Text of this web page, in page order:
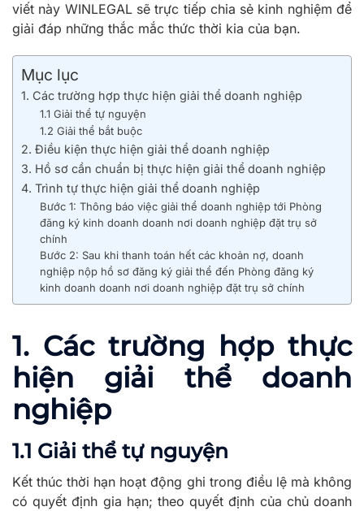
viết này WINLEGAL sẽ trực tiếp chia sẻ kinh nghiệm để
giải đáp những thắc mắc thức thời kia của bạn.
Mục lục
1. Các trường hợp thực hiện giải thể doanh nghiệp
1.1 Giải thể tự nguyện
1.2 Giải thể bắt buộc
2. Điều kiện thực hiện giải thể doanh nghiệp
3. Hồ sơ cần chuẩn bị thực hiện giải thể doanh nghiệp
4. Trình tự thực hiện giải thể doanh nghiệp
Bước 1: Thông báo việc giải thể doanh nghiệp tới Phòng
đăng ký kinh doanh doanh nơi doanh nghiệp đặt trụ sở
chính
Bước 2: Sau khi thanh toán hết các khoản nợ, doanh
nghiệp nộp hồ sơ đăng ký giải thể đến Phòng đăng ký
kinh doanh doanh nơi doanh nghiệp đặt trụ sở chính
1. Các trường hợp thực
hiện giải thể doanh
nghiệp
1.1 Giải thể tự nguyện
Kết thúc thời hạn hoạt động ghi trong điều lệ mà không
có quyết định gia hạn; theo quyết định của chủ doanh